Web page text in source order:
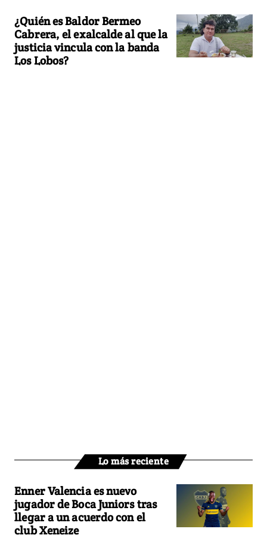
¿Quién es Baldor Bermeo
Cabrera, el exalcalde al que la
justicia vincula con la banda
Los Lobos?
Lo más reciente
Enner Valencia es nuevo
jugador de Boca Juniors tras
llegar a un acuerdo con el
club Xeneize